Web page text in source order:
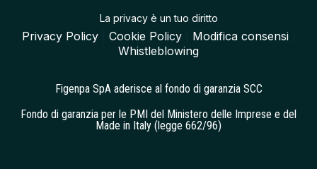
La privacy è un tuo diritto
Privacy Policy| Cookie Policy| Modifica consensi|
Whistleblowing
Figenpa SpA aderisce al fondo di garanzia SCC
Fondo di garanzia per le PMI del Ministero delle Imprese e del
Made in Italy (legge 662/96)